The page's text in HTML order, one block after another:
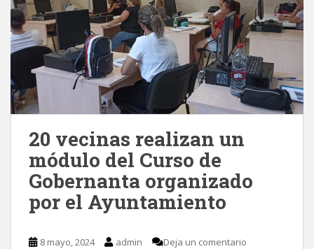
20 vecinas realizan un
módulo del Curso de
Gobernanta organizado
por el Ayuntamiento
8 mayo, 2024 admin Deja un comentario